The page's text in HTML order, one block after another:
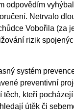
odpovědím
Netrvalo
Vobořila (za
rizik
systém
preventivní
těch, kteří
útěk či